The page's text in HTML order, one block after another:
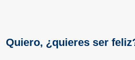
Quiero, ¿quieres ser